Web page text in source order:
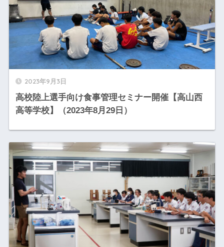
2023年9月3日
高校陸上選手向け食事管理セミナー開催【高山西
高等学校】（2023年8月29日）